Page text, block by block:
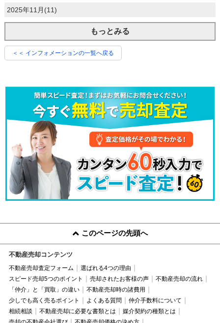
2025年11月(11)
もっとみる
＜＜ インフォメーションの一覧へ戻る
このページの先頭へ
不動産売却コンテンツ
不動産売却査定フォーム
選ばれる4つの理由
スピード売却5つのポイント
売却されたお客様の声
不動産売却の流れ
「仲介」と「買取」の違い
不動産売却時の諸費用
少しでも高く売るポイント
よくある質問
仲介手数料について
相続相談
不動産売却に必要な書類とは
媒介契約の種類とは